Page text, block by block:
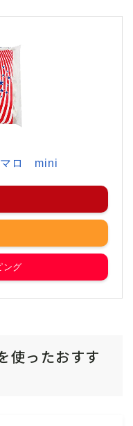
マロ mini
ング
使ったおすす